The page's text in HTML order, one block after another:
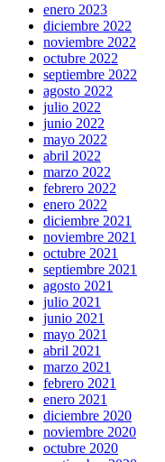
enero 2023
diciembre 2022
noviembre 2022
octubre 2022
septiembre 2022
agosto 2022
julio 2022
junio 2022
mayo 2022
abril 2022
marzo 2022
febrero 2022
enero 2022
diciembre 2021
noviembre 2021
octubre 2021
septiembre 2021
agosto 2021
julio 2021
junio 2021
mayo 2021
abril 2021
marzo 2021
febrero 2021
enero 2021
diciembre 2020
noviembre 2020
octubre 2020